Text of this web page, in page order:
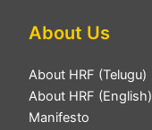
About Us
About HRF (Telugu)
About HRF (English)
Manifesto